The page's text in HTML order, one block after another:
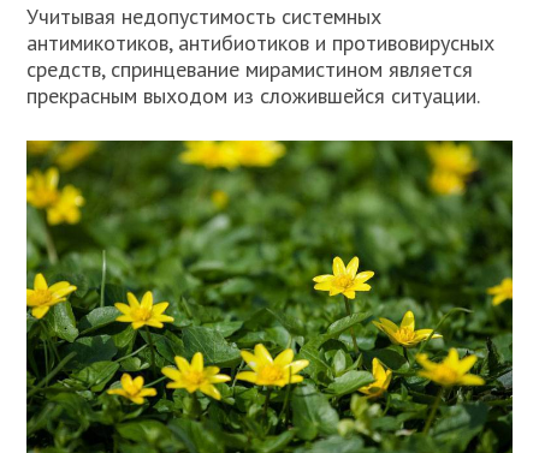
Учитывая недопустимость системных
антимикотиков, антибиотиков и противовирусных
средств, спринцевание мирамистином является
прекрасным выходом из сложившейся ситуации.